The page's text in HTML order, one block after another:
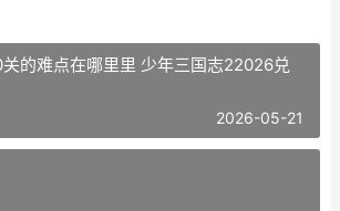
的难点在哪里里 少年三国志22026兑
2026-05-21